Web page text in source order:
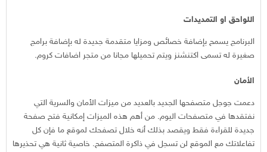
اللواحق او التمديدات
البرنامج يسمح بإضافة خصائص ومزايا متقدمة جديدة له بإضافة برامج
صغيرة له تسمى اكتنشنز ويتم تحميلها مجانا من متجر اضافات كروم.
الأمان
دعمت جوجل متصفحها الجديد بالعديد من ميزات الأمان والسرية التي
نفتقدها في متصفحات اليوم. من أهم هذه الميزات إمكانية فتح صفحة
جديدة للقراءة فقط ويقصد بذلك أنه خلال تصفحك لموقع ما فإن كل
تفاعلاتك مع الموقع لن تسجل في ذاكرة المتصفح. خاصية ثانية هي تحذيرها